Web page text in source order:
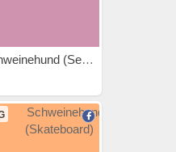
Schweinehund (Seilspringen)